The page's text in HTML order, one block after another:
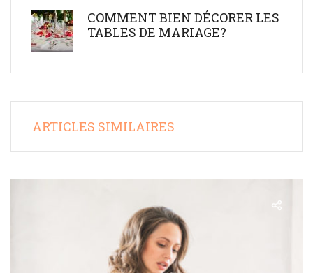
COMMENT BIEN DÉCORER LES
TABLES DE MARIAGE?
ARTICLES SIMILAIRES